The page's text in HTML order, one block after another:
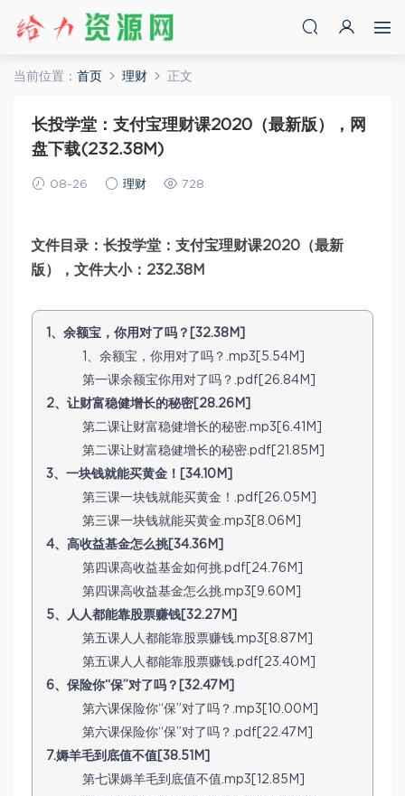
当前位置： 首页 理财 正文
长投学堂：支付宝理财课2020（最新版），网
盘下载(232.38M)
08-26 理财 728
文件目录：长投学堂：支付宝理财课2020（最新
版），文件大小：232.38M
1、余额宝，你用对了吗？[32.38M]
1、余额宝，你用对了吗？.mp3[5.54M]
第一课余额宝你用对了吗？.pdf[26.84M]
2、让财富稳健增长的秘密[28.26M]
第二课让财富稳健增长的秘密.mp3[6.41M]
第二课让财富稳健增长的秘密.pdf[21.85M]
3、一块钱就能买黄金！[34.10M]
第三课一块钱就能买黄金！.pdf[26.05M]
第三课一块钱就能买黄金.mp3[8.06M]
4、高收益基金怎么挑[34.36M]
第四课高收益基金如何挑.pdf[24.76M]
第四课高收益基金怎么挑.mp3[9.60M]
5、人人都能靠股票赚钱[32.27M]
第五课人人都能靠股票赚钱.mp3[8.87M]
第五课人人都能靠股票赚钱.pdf[23.40M]
6、保险你“保”对了吗？[32.47M]
第六课保险你“保”对了吗？.mp3[10.00M]
第六课保险你“保”对了吗？.pdf[22.47M]
7.媷羊毛到底值不值[38.51M]
第七课媷羊毛到底值不值.mp3[12.85M]